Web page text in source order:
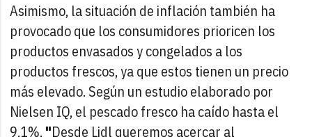
Asimismo, la situación de inflación también ha
provocado que los consumidores prioricen los
productos envasados y congelados a los
productos frescos, ya que estos tienen un precio
más elevado. Según un estudio elaborado por
Nielsen IQ, el pescado fresco ha caído hasta el
9,1%. "Desde Lidl queremos acercar al